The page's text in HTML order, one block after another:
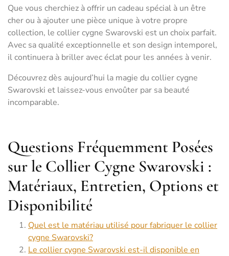
Que vous cherchiez à offrir un cadeau spécial à un être
cher ou à ajouter une pièce unique à votre propre
collection, le collier cygne Swarovski est un choix parfait.
Avec sa qualité exceptionnelle et son design intemporel,
il continuera à briller avec éclat pour les années à venir.
Découvrez dès aujourd’hui la magie du collier cygne
Swarovski et laissez-vous envoûter par sa beauté
incomparable.
Questions Fréquemment Posées
sur le Collier Cygne Swarovski :
Matériaux, Entretien, Options et
Disponibilité
Quel est le matériau utilisé pour fabriquer le collier
cygne Swarovski?
Le collier cygne Swarovski est-il disponible en